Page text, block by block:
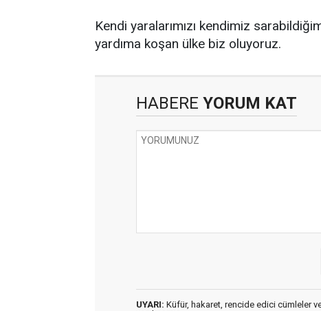
Kendi yaralarımızı kendimiz
yardıma koşan ülke biz oluyoruz.
HABERE YORUM KAT
UYARI: Küfür, hakaret, rencide edici cümleler